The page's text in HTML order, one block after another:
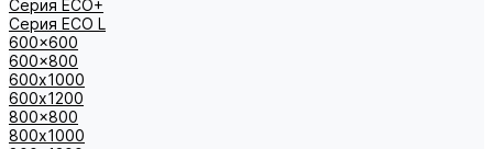
Серия ECO+
Серия ECO L
600x600
600x800
600х1000
600х1200
800x800
800х1000